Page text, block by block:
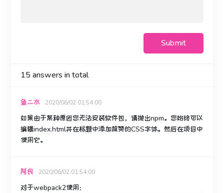
Submit
15answers in total
鱼二水 2020/06/02 01:54:00
如果由于某种原因您无法安装软件包，请抛出npm。 您始终可以
编辑index.html并在标题中添加超赞的CSS字体。 然后在项目中
使用它。
阿良 2020/06/02 01:54:00
对于webpack2使用：